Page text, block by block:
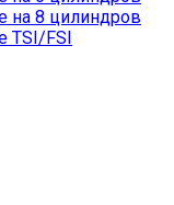
на 8 цилиндров
TSI/FSI